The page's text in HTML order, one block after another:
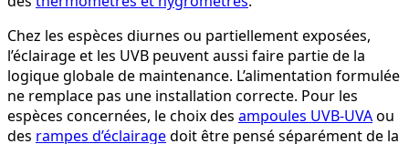
Chez les espèces diurnes ou partiellement exposées,
l’éclairage et les UVB peuvent aussi faire partie de la
logique globale de maintenance. L’alimentation formulée
ne remplace pas une installation correcte. Pour les
espèces concernées, le choix des ampoules UVB-UVAou
des rampes d’éclairagedoit être pensé séparément de la